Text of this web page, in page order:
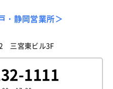
・静岡営業所＞
三宮東ビル3F
1111